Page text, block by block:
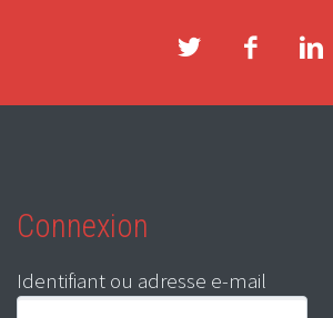
Connexion
Identifiant ou adresse e-mail